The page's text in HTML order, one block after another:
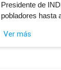
​Presidente de
pobladores hasta
Ver más